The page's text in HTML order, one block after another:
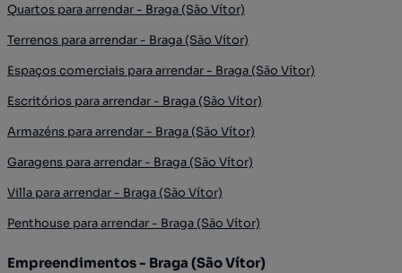
Quartos para arrendar - Braga (São Vítor)
Terrenos para arrendar - Braga (São Vítor)
Espaços comerciais para arrendar - Braga (São Vítor)
Escritórios para arrendar - Braga (São Vítor)
Armazéns para arrendar - Braga (São Vítor)
Garagens para arrendar - Braga (São Vítor)
Villa para arrendar - Braga (São Vítor)
Penthouse para arrendar - Braga (São Vítor)
Empreendimentos - Braga (São Vítor)